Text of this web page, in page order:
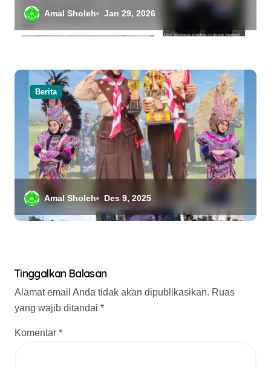
Amal Sholeh Jan 29, 2026
Berita
Amal Sholeh Des 9, 2025
Tinggalkan Balasan
Alamat email Anda tidak akan dipublikasikan. Ruas
yang wajib ditandai *
Komentar *